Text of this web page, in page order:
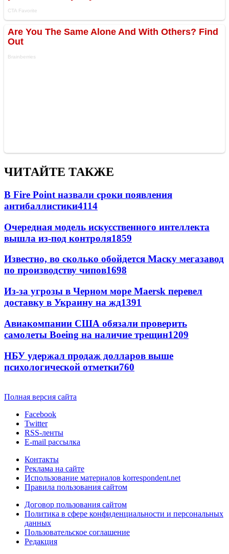
ЧИТАЙТЕ ТАКЖЕ
В Fire Point назвали сроки появления
антибаллистики4114
Очередная модель искусственного интеллекта
вышла из-под контроля1859
Известно, во сколько обойдется Маску мегазавод
по производству чипов1698
Из-за угрозы в Черном море Maersk перевел
доставку в Украину на жд1391
Авиакомпании США обязали проверить
самолеты Boeing на наличие трещин1209
НБУ удержал продаж долларов выше
психологической отметки760
Полная версия сайта
Facebook
Twitter
RSS-ленты
E-mail рассылка
Контакты
Реклама на сайте
Использование материалов korrespondent.net
Правила пользования сайтом
Договор пользования сайтом
Политика в сфере конфиденциальности и персональных
данных
Пользовательское соглашение
Редакция